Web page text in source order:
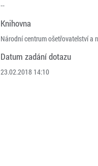
--
Knihovna
Národní centrum ošetřovatelství a
Datum zadání dotazu
23.02.2018 14:10